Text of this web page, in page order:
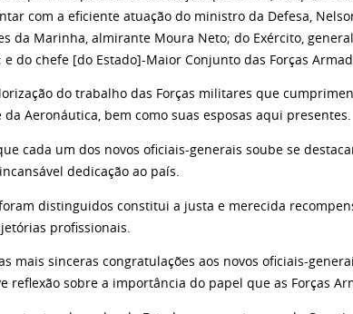
com a eficiente atuação do ministro da Defesa,
da Marinha, almirante Moura Neto; do Exército,
do chefe [do Estado]-Maior Conjunto das Forças
do trabalho das Forças militares que
Aeronáutica, bem como suas esposas aqui presentes.
cada um dos novos oficiais-generais soube se
dedicação ao país.
distinguidos constitui a justa e merecida
profissionais.
mais sinceras congratulações aos novos oficiais-
reflexão sobre a importância do papel que as Forças